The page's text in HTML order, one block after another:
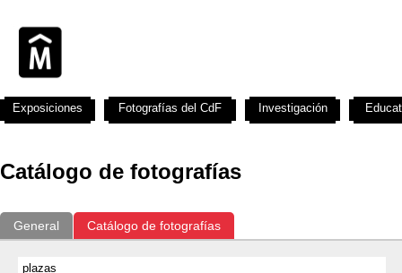
Catálogo de fotografías
General Catálogo de fotografías
Exposiciones Fotografías del CdF Investigación